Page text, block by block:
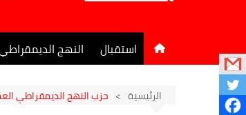
استقبال النهج
جريدة النهج
الرئيسية حزب النهج الديمقراطي